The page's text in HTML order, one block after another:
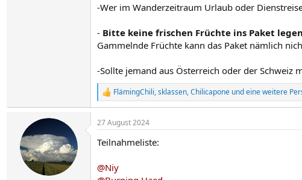
-Wer im Wanderzeitraum Urlaub oder
- Bitte keine frischen Früchte ins Paket legen
Gammelnde Früchte kann das Paket nämlich
-Sollte jemand aus Österreich oder der
R
e
k
i
n
e
FlämingChili,sklassen,Chilicapone und eine weitere
27 August 2024
Teilnahmeliste:
@Niy